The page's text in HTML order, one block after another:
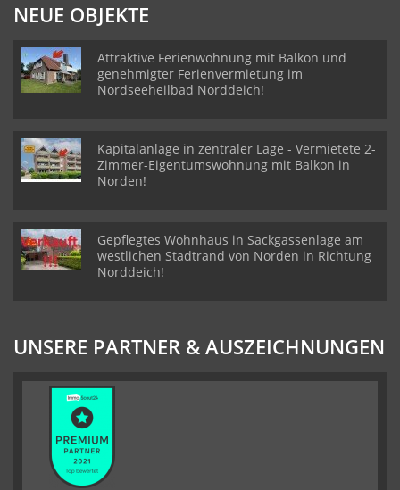
NEUE OBJEKTE
Attraktive Ferienwohnung mit Balkon und
genehmigter Ferienvermietung im
Nordseeheilbad Norddeich!
Kapitalanlage in zentraler Lage - Vermietete 2-
Zimmer-Eigentumswohnung mit Balkon in
Norden!
Gepflegtes Wohnhaus in Sackgassenlage am
westlichen Stadtrand von Norden in Richtung
Norddeich!
UNSERE PARTNER & AUSZEICHNUNGEN